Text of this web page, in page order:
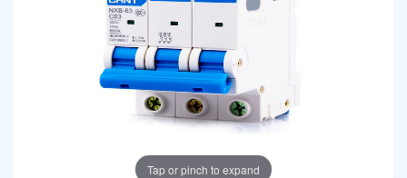
Tap or pinch to expand